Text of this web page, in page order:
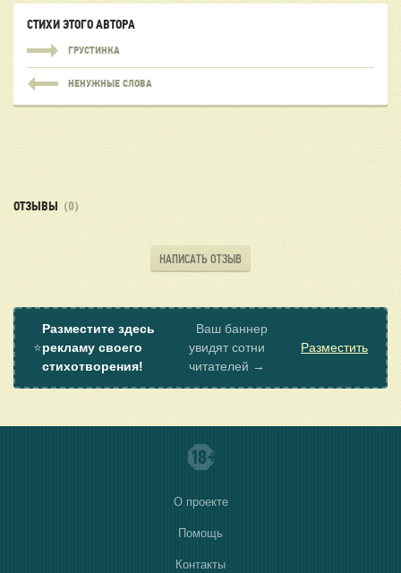
СТИХИ ЭТОГО АВТОРА
ГРУСТИНКА
НЕНУЖНЫЕ СЛОВА
ОТЗЫВЫ (0)
НАПИСАТЬ ОТЗЫВ
⭐
Разместите здесь
рекламу своего
стихотворения!
Ваш баннер
увидят сотни
читателей →
Разместить
О проекте
Помощь
Контакты